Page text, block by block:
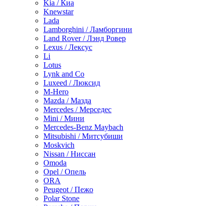
Kia / Киа
Knewstar
Lada
Lamborghini / Ламборгини
Land Rover / Лэнд Ровер
Lexus / Лексус
Li
Lotus
Lynk and Co
Luxeed / Люксид
M-Hero
Mazda / Мазда
Mercedes / Мерседес
Mini / Мини
Mercedes-Benz Maybach
Mitsubishi / Митсубиши
Moskvich
Nissan / Ниссан
Omoda
Opel / Опель
ORA
Peugeot / Пежо
Polar Stone